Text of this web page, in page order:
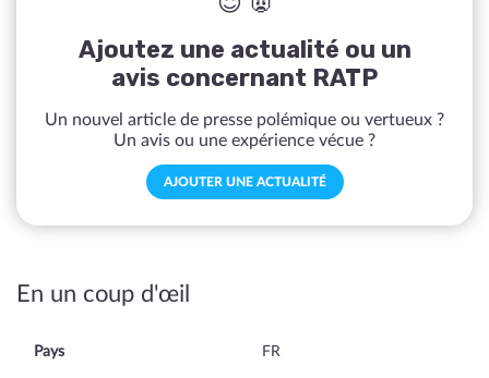
Ajoutez une actualité ou un
avis concernant RATP
Un nouvel article de presse polémique ou vertueux ?
Un avis ou une expérience vécue ?
AJOUTER UNE ACTUALITÉ
En un coup d'œil
Pays FR